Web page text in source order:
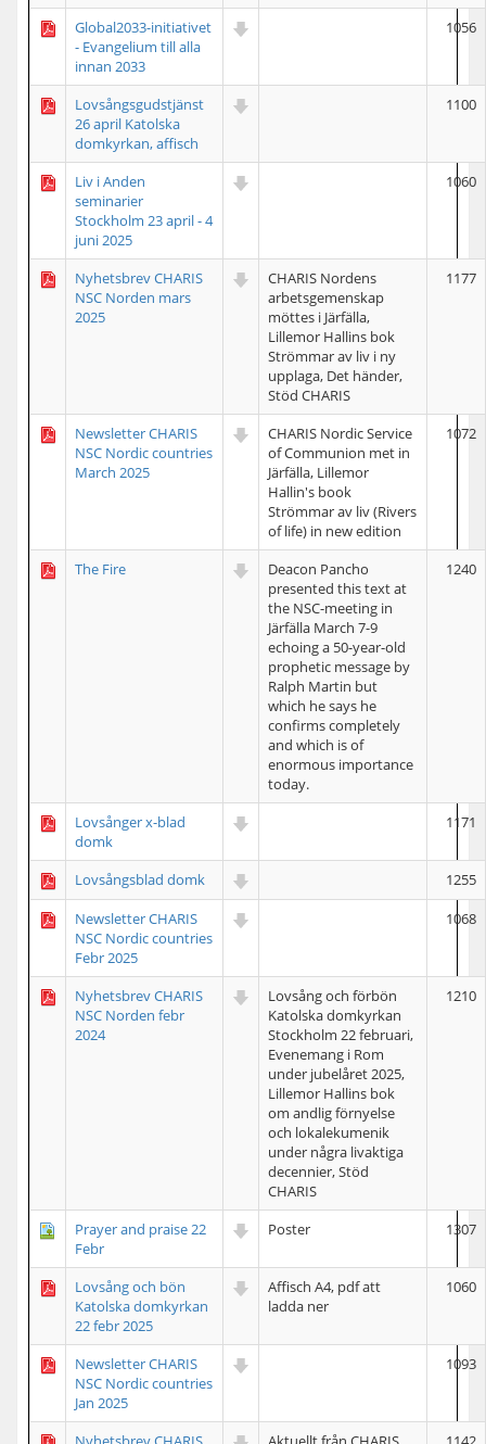
Global2033-initiativet
- Evangelium till alla
innan 2033
1056
Lovsångsgudstjänst
26 april Katolska
domkyrkan, affisch
1100
Liv i Anden
seminarier
Stockholm 23 april - 4
juni 2025
1060
Nyhetsbrev CHARIS
NSC Norden mars
2025
CHARIS Nordens
arbetsgemenskap
möttes i Järfälla,
Lillemor Hallins bok
Strömmar av liv i ny
upplaga, Det händer,
Stöd CHARIS
1177
Newsletter CHARIS
NSC Nordic countries
March 2025
CHARIS Nordic Service
of Communion met in
Järfälla, Lillemor
Hallin's book
Strömmar av liv (Rivers
of life) in new edition
1072
The Fire
Deacon Pancho
presented this text at
the NSC-meeting in
Järfälla March 7-9
echoing a 50-year-old
prophetic message by
Ralph Martin but
which he says he
confirms completely
and which is of
enormous importance
today.
1240
Lovsånger x-blad
domk
1171
Lovsångsblad domk
1255
Newsletter CHARIS
NSC Nordic countries
Febr 2025
1068
Nyhetsbrev CHARIS
NSC Norden febr
2024
Lovsång och förbön
Katolska domkyrkan
Stockholm 22 februari,
Evenemang i Rom
under jubelåret 2025,
Lillemor Hallins bok
om andlig förnyelse
och lokalekumenik
under några livaktiga
decennier, Stöd
CHARIS
1210
Prayer and praise 22
Febr
Poster 1307
Lovsång och bön
Katolska domkyrkan
22 febr 2025
Affisch A4, pdf att
ladda ner
1060
Newsletter CHARIS
NSC Nordic countries
Jan 2025
1093